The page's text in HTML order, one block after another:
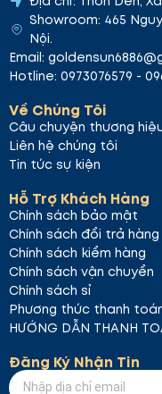
tăng độ đàn hồi và
hà mang lại cảm
Hướng dẫn sử
Dùng đầu cọ
bóng nước.
Tận hưởng
cả ngày.
những ai muốn có
lấp lánh. Hãy trải
biệt!
Showroom: 465
Nội.
Email:
Hotline: 0973076579 -
Về Chúng Tôi
Câu chuyện thương
Liên hệ chúng tôi
Tin tức sự kiện
Hỗ Trợ Khách Hàng
Chính sách bảo mật
Chính sách đổi trả hàng
Chính sách kiểm hàng
Chính sách vận chuyển
Chính sách sỉ
Phương thức thanh
HƯỚNG DẪN THANH
Đăng Ký Nhận Tin